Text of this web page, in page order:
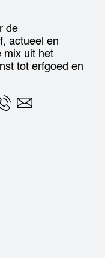
de
actueel en
mix uit het
tot erfgoed en